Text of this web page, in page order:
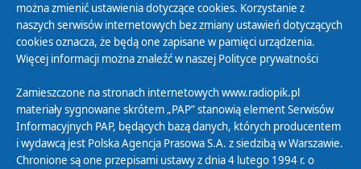
Polityka Prywatności
Zasady korzystania z Serwisu
Organizacje Pożytku Publicznego
Cyfryzacja DAB+
Polityka ochrony danych osobowych
Abonament
Zamówienia publiczne
można zmienić ustawienia dotyczące cookies. Korzystanie z
naszych serwisów internetowych bez zmiany ustawień dotyczących
cookies oznacza, że będą one zapisane w pamięci urządzenia.
Więcej informacji można znaleźć w naszej Polityce prywatności
Zamieszczone na stronach internetowych www.radiopik.pl
materiały sygnowane skrótem „PAP” stanowią element Serwisów
Informacyjnych PAP, będących bazą danych, których producentem
i wydawcą jest Polska Agencja Prasowa S.A. z siedzibą w Warszawie.
Chronione są one przepisami ustawy z dnia 4 lutego 1994 r. o